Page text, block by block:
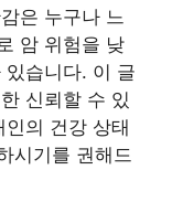
은 누구나 느
암 위험을 낮
습니다. 이 글
신뢰할 수 있
의 건강 상태
시기를 권해드